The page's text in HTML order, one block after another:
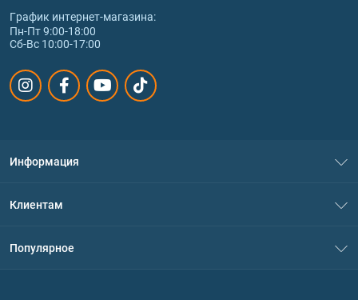
График интернет‑магазина:
Пн-Пт 9:00-18:00
Сб-Вс 10:00-17:00
Информация
Политика конфиденциальности
Клиентам
Популярное